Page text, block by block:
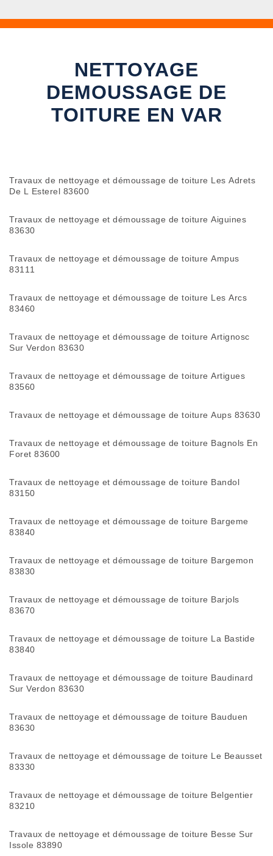
NETTOYAGE
DEMOUSSAGE DE
TOITURE EN VAR
Travaux de nettoyage et démoussage de toiture Les Adrets
De L Esterel 83600
Travaux de nettoyage et démoussage de toiture Aiguines
83630
Travaux de nettoyage et démoussage de toiture Ampus
83111
Travaux de nettoyage et démoussage de toiture Les Arcs
83460
Travaux de nettoyage et démoussage de toiture Artignosc
Sur Verdon 83630
Travaux de nettoyage et démoussage de toiture Artigues
83560
Travaux de nettoyage et démoussage de toiture Aups 83630
Travaux de nettoyage et démoussage de toiture Bagnols En
Foret 83600
Travaux de nettoyage et démoussage de toiture Bandol
83150
Travaux de nettoyage et démoussage de toiture Bargeme
83840
Travaux de nettoyage et démoussage de toiture Bargemon
83830
Travaux de nettoyage et démoussage de toiture Barjols
83670
Travaux de nettoyage et démoussage de toiture La Bastide
83840
Travaux de nettoyage et démoussage de toiture Baudinard
Sur Verdon 83630
Travaux de nettoyage et démoussage de toiture Bauduen
83630
Travaux de nettoyage et démoussage de toiture Le Beausset
83330
Travaux de nettoyage et démoussage de toiture Belgentier
83210
Travaux de nettoyage et démoussage de toiture Besse Sur
Issole 83890